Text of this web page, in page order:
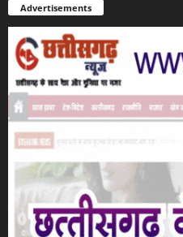
Advertisements